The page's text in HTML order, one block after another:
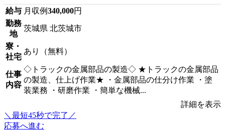
給与 月収例340,000円
勤務
地
茨城県 北茨城市
寮・
社宅
あり（無料）
仕事
内容
◇トラックの金属部品の製造◇ ★トラックの金属部品
の製造、仕上げ作業★ ・金属部品の仕分け作業 ・塗
装業務 ・研磨作業 ・簡単な機械...
詳細を表示
＼最短45秒で完了／
応募へ進む